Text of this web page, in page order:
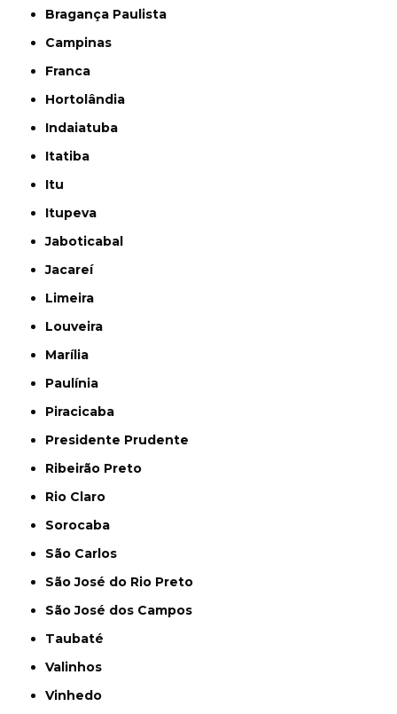
Bragança Paulista
Campinas
Franca
Hortolândia
Indaiatuba
Itatiba
Itu
Itupeva
Jaboticabal
Jacareí
Limeira
Louveira
Marília
Paulínia
Piracicaba
Presidente Prudente
Ribeirão Preto
Rio Claro
Sorocaba
São Carlos
São José do Rio Preto
São José dos Campos
Taubaté
Valinhos
Vinhedo